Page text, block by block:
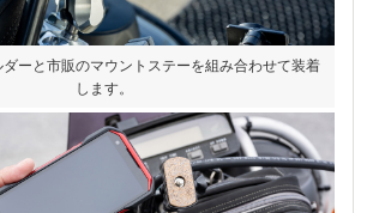
ーと市販のマウントステーを組み合わせて装着
します。